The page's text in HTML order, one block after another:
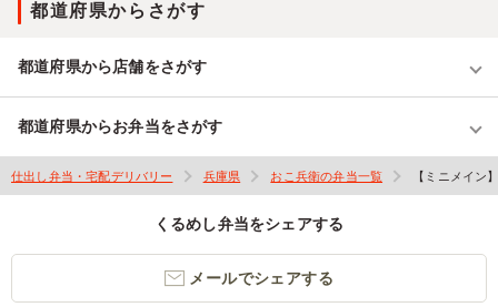
都道府県からさがす
都道府県から店舗をさがす
都道府県からお弁当をさがす
仕出し弁当・宅配デリバリー 兵庫県 おこ兵衛の弁当一覧 【ミニメイン
くるめし弁当をシェアする
メールでシェアする